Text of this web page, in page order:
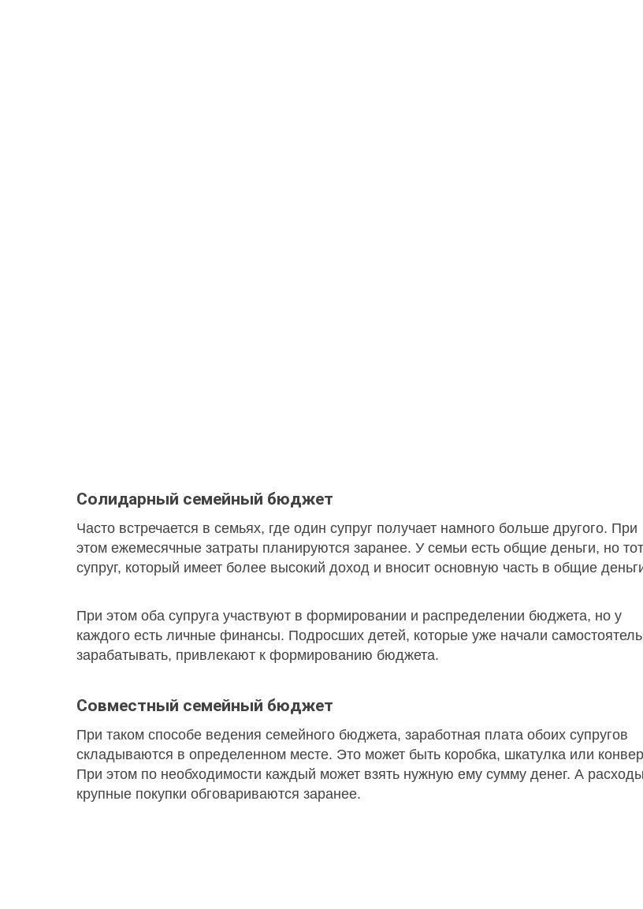
Солидарный семейный бюджет
Часто встречается в семьях, где один супруг получает намного больше другого. При
этом ежемесячные затраты планируются заранее. У семьи есть общие деньги, но тот
супруг, который имеет более высокий доход и вносит основную часть в общие
При этом оба супруга участвуют в формировании и распределении бюджета, но у
каждого есть личные финансы. Подросших детей, которые уже начали
зарабатывать, привлекают к формированию бюджета.
Совместный семейный бюджет
При таком способе ведения семейного бюджета, заработная плата обоих супругов
складываются в определенном месте. Это может быть коробка, шкатулка или
При этом по необходимости каждый может взять нужную ему сумму денег. А
крупные покупки обговариваются заранее.